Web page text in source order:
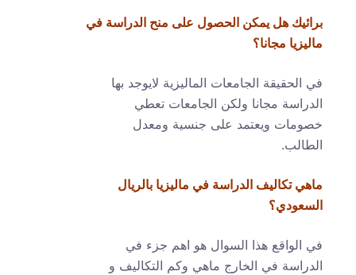
برائيك هل يمكن الحصول على منح الدراسة في
ماليزيا مجانا؟
في الحقيقة الجامعات الماليزية لايوجد بها
الدراسة مجانا ولكن الجامعات تعطي
خصومات ويعتمد على جنسية ومعدل
الطالب.
ماهي تكاليف الدراسة في ماليزيا بالريال
السعودي؟
في الواقع هذا السوال هو اهم جزء في
الدراسة في الخارج ماهي وكم التكاليف و